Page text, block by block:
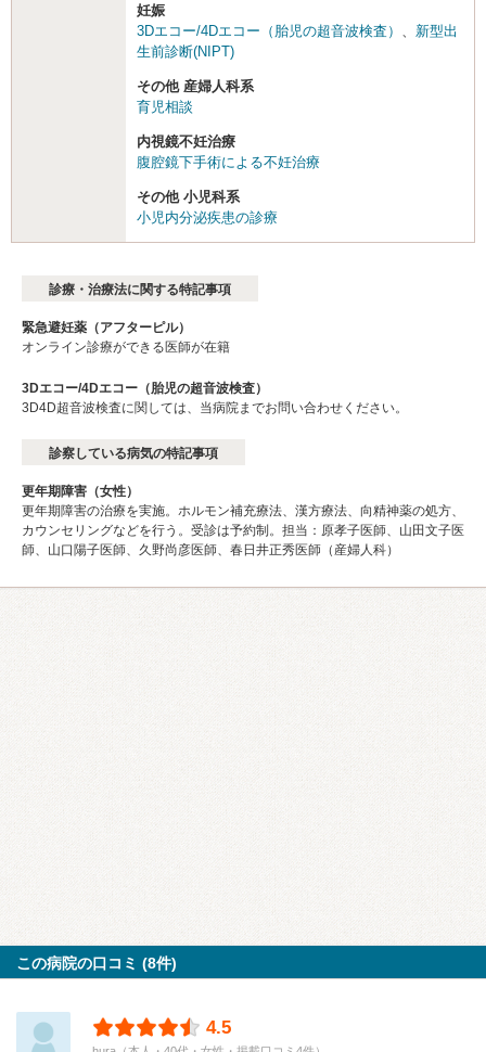
妊娠
3Dエコー/4Dエコー（胎児の超音波検査）
新型出
生前診断(NIPT)
その他 産婦人科系
育児相談
内視鏡不妊治療
腹腔鏡下手術による不妊治療
その他 小児科系
小児内分泌疾患の診療
診療・治療法に関する特記事項
緊急避妊薬（アフターピル）
オンライン診療ができる医師が在籍
3Dエコー/4Dエコー（胎児の超音波検査）
3D4D超音波検査に関しては、当病院までお問い合わせください。
診察している病気の特記事項
更年期障害（女性）
更年期障害の治療を実施。ホルモン補充療法、漢方療法、向精神薬の処方、
カウンセリングなどを行う。受診は予約制。担当：原孝子医師、山田文子医
師、山口陽子医師、久野尚彦医師、春日井正秀医師（産婦人科）
この病院の口コミ (8件)
4.5